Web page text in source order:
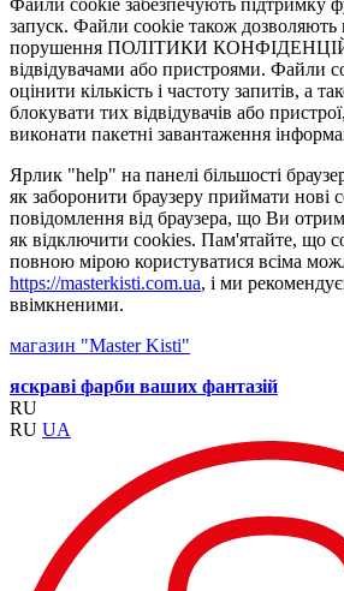
Файли cookie забезпечують підтримку
запуск. Файли cookie також дозволяють
порушення ПОЛІТИКИ
відвідувачами або пристроями. Файли
оцінити кількість і частоту запитів, а
блокувати тих відвідувачів або
виконати пакетні завантаження
Ярлик "help" на панелі більшості
як заборонити браузеру приймати нові
повідомлення від браузера, що Ви
як відключити cookies. Пам'ятайте, що
повною мірою користуватися всіма
https://masterkisti.com.ua, і ми
ввімкненими.
магазин "Master Kisti"
яскраві фарби ваших фантазій
RU
RU UA